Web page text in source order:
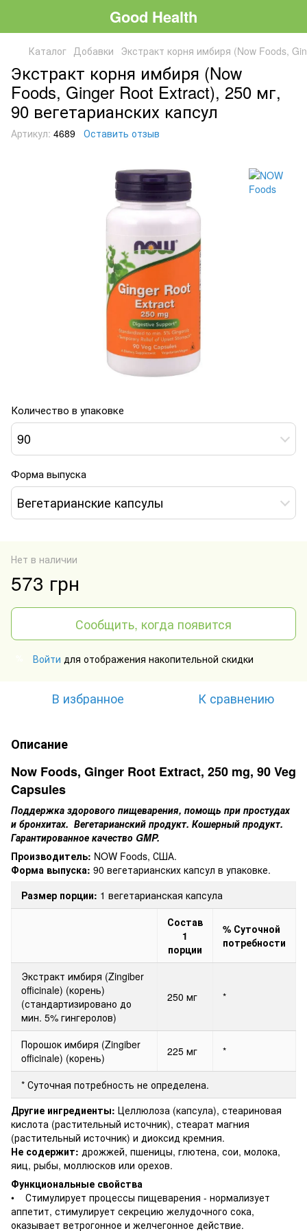
Good Health
Каталог Добавки Экстракт корня имбиря (Now Foods,
Экстракт корня имбиря (Now
Foods, Ginger Root Extract), 250 мг,
90 вегетарианских капсул
Артикул: 4689 Оставить отзыв
Количество в упаковке
90
Форма выпуска
Вегетарианские капсулы
Нет в наличии
573 грн
Сообщить, когда появится
Войти для отображения накопительной скидки
В избранное К сравнению
Описание
Now Foods, Ginger Root Extract, 250 mg, 90 Veg
Capsules
Поддержка здорового пищеварения, помощь при простудах
и бронхитах. Вегетарианский продукт. Кошерный продукт.
Гарантированное качество GMP.
Производитель: NOW Foods, США.
Форма выпуска: 90 вегетарианских капсул в упаковке.
Размер порции: 1 вегетарианская капсула
Состав
1
порции
% Суточной
потребности
Экстракт имбиря (Zingiber
officinale) (корень)
(стандартизировано до
мин. 5% гингеролов)
250 мг *
Порошок имбиря (Zingiber
officinale) (корень)
225 мг *
* Суточная потребность не определена.
Другие ингредиенты: Целлюлоза (капсула), стеариновая
кислота (растительный источник), стеарат магния
(растительный источник) и диоксид кремния.
Не содержит: дрожжей, пшеницы, глютена, сои, молока,
яиц, рыбы, моллюсков или орехов.
Функциональные свойства
• Стимулирует процессы пищеварения - нормализует
аппетит, стимулирует секрецию желудочного сока,
оказывает ветрогонное и желчегонное действие.